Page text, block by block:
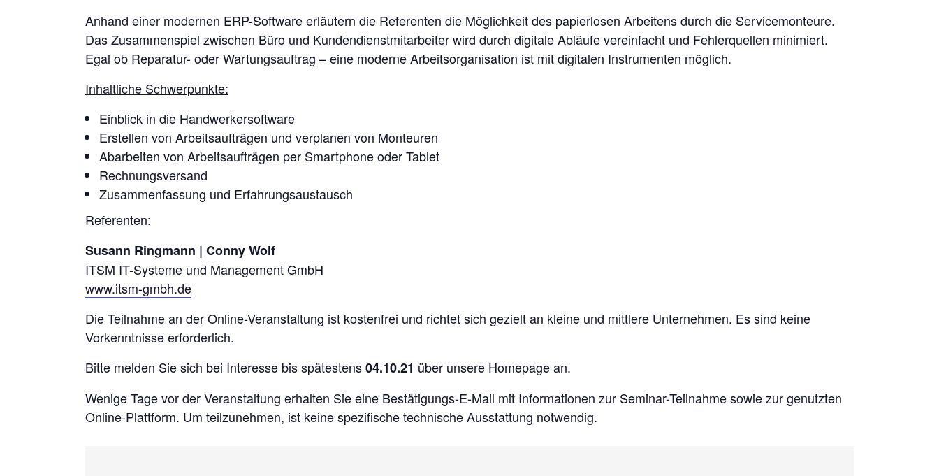
Anhand einer modernen ERP-Software erläutern die Referenten die Möglichkeit des papierlosen Arbeitens durch die Servicemonteure.
Das Zusammenspiel zwischen Büro und Kundendienstmitarbeiter wird durch digitale Abläufe vereinfacht und Fehlerquellen minimiert.
Egal ob Reparatur- oder Wartungsauftrag – eine moderne Arbeitsorganisation ist mit digitalen Instrumenten möglich.
Inhaltliche Schwerpunkte:
Einblick in die Handwerkersoftware
Erstellen von Arbeitsaufträgen und verplanen von Monteuren
Abarbeiten von Arbeitsaufträgen per Smartphone oder Tablet
Rechnungsversand
Zusammenfassung und Erfahrungsaustausch
Referenten:
Susann Ringmann | Conny Wolf
ITSM IT-Systeme und Management GmbH
www.itsm-gmbh.de
Die Teilnahme an der Online-Veranstaltung ist kostenfrei und richtet sich gezielt an kleine und mittlere Unternehmen. Es sind keine
Vorkenntnisse erforderlich.
Bitte melden Sie sich bei Interesse bis spätestens04.10.21 über unsere Homepage an.
Wenige Tage vor der Veranstaltung erhalten Sie eine Bestätigungs-E-Mail mit Informationen zur Seminar-Teilnahme sowie zur genutzten
Online-Plattform. Um teilzunehmen, ist keine spezifische technische Ausstattung notwendig.